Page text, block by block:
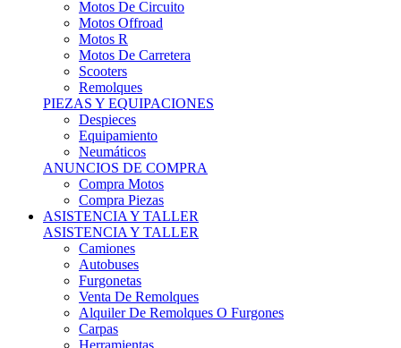
Motos R
Motos De Carretera
Scooters
Remolques
PIEZAS Y EQUIPACIONES
Despieces
Equipamiento
Neumáticos
ANUNCIOS DE COMPRA
Compra Motos
Compra Piezas
ASISTENCIA Y TALLER
ASISTENCIA Y TALLER
Camiones
Autobuses
Furgonetas
Venta De Remolques
Alquiler De Remolques O Furgones
Carpas
Herramientas
ANUNCIOS DE COMPRA